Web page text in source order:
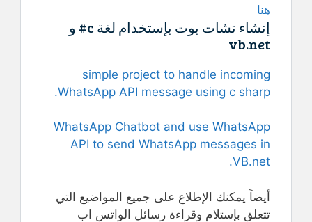
هنا
إنشاء تشات بوت بإستخدام لغة c# و
vb.net
simple project to handle incoming
WhatsApp API message using c sharp.
WhatsApp Chatbot and use WhatsApp
API to send WhatsApp messages in
VB.net.
أيضاً يمكنك الإطلاع على جميع المواضيع التي
تتعلق بإستلام وقراءة رسائل الواتس اب